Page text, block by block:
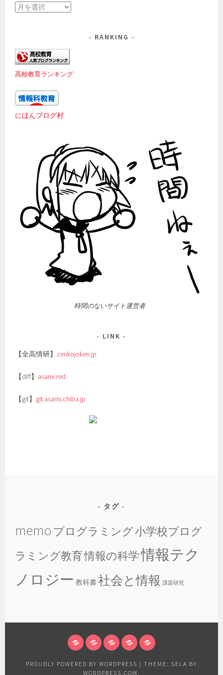
ア
ブ
RANKING
高校教育ランキング
にほんブログ村
時間のないサイト運営者
LINK
【全高情研】 zenkojoken.jp
【diff】 asami.red
【git】 git.asami.chiba.jp
タグ
memo プログラミング小学校プログ
ラミング教育情報の科学情報テク
ノロジー 教科書社会と情報 課題研究
THIS ー
ム
業
実
報
教
き
PROUDLY POWERED BY WORDPRESS | THEME: SELA BY
WORDPRESS.COM .